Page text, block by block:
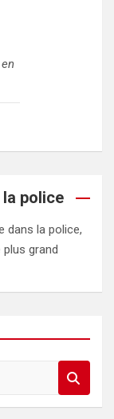
police
dans la police,
grand